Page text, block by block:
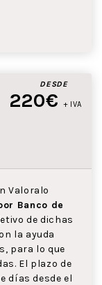
DESDE
220€ + IVA
Valoralo
Banco de
de dichas
la ayuda
para lo que
El plazo de
días desde el